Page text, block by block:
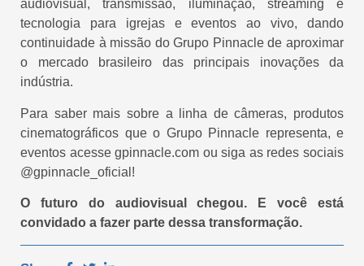
audiovisual, transmissão, iluminação, streaming e
tecnologia para igrejas e eventos ao vivo, dando
continuidade à missão do Grupo Pinnacle de aproximar
o mercado brasileiro das principais inovações da
indústria.
Para saber mais sobre a linha de câmeras, produtos
cinematográficos que o Grupo Pinnacle representa, e
eventos acesse gpinnacle.com ou siga as redes sociais
@gpinnacle_oficial!
O futuro do audiovisual chegou. E você está
convidado a fazer parte dessa transformação.